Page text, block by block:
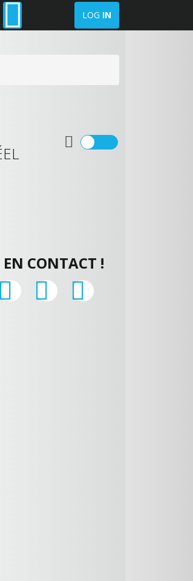
LOG IN
EN CONTACT !